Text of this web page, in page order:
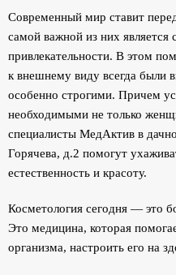
Современный мир ставит
самой важной из них является
привлекательности. В этом
к внешнему виду всегда были
особенно строгими. Причем
необходимыми не только
специалисты МедАктив в
Горячева, д.2 помогут
естественность и красоту.
Косметология сегодня — это
Это медицина, которая
организма, настроить его на